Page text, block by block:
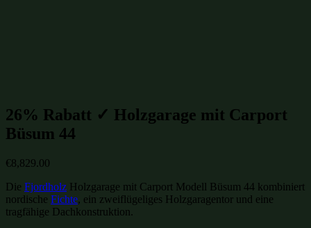
26% Rabatt ✓ Holzgarage mit Carport
Büsum 44
€8,829.00
Die Fjordholz Holzgarage mit Carport Modell Büsum 44 kombiniert
nordische Fichte, ein zweiflügeliges Holzgaragentor und eine
tragfähige Dachkonstruktion.